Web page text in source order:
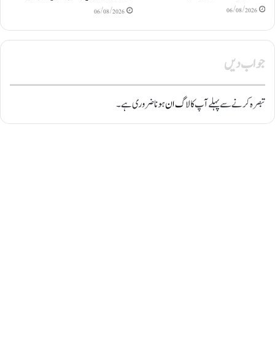
06/08/2026
06/08/2026
جواب دیں
تبصرہ کرنے سے پہلے آپ کالاگ انہونا ضروری ہے۔